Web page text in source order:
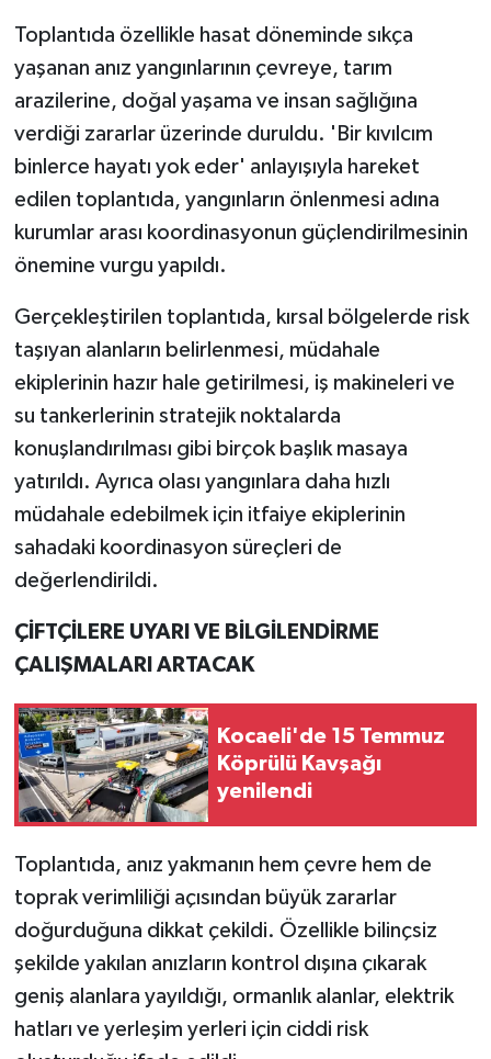
Toplantıda özellikle hasat döneminde sıkça
yaşanan anız yangınlarının çevreye, tarım
arazilerine, doğal yaşama ve insan sağlığına
verdiği zararlar üzerinde duruldu. 'Bir kıvılcım
binlerce hayatı yok eder' anlayışıyla hareket
edilen toplantıda, yangınların önlenmesi adına
kurumlar arası koordinasyonun güçlendirilmesinin
önemine vurgu yapıldı.
Gerçekleştirilen toplantıda, kırsal bölgelerde risk
taşıyan alanların belirlenmesi, müdahale
ekiplerinin hazır hale getirilmesi, iş makineleri ve
su tankerlerinin stratejik noktalarda
konuşlandırılması gibi birçok başlık masaya
yatırıldı. Ayrıca olası yangınlara daha hızlı
müdahale edebilmek için itfaiye ekiplerinin
sahadaki koordinasyon süreçleri de
değerlendirildi.
ÇİFTÇİLERE UYARI VE BİLGİLENDİRME
ÇALIŞMALARI ARTACAK
Kocaeli'de 15 Temmuz
Köprülü Kavşağı
yenilendi
Toplantıda, anız yakmanın hem çevre hem de
toprak verimliliği açısından büyük zararlar
doğurduğuna dikkat çekildi. Özellikle bilinçsiz
şekilde yakılan anızların kontrol dışına çıkarak
geniş alanlara yayıldığı, ormanlık alanlar, elektrik
hatları ve yerleşim yerleri için ciddi risk